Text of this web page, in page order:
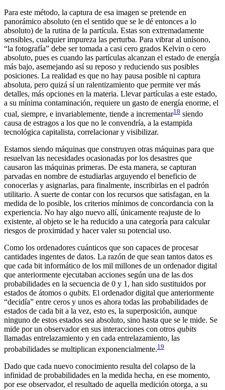
Para este método, la captura de esa imagen se pretende en
panorámico absoluto (en el sentido que se le dé entonces a lo
absoluto) de la rutina de la partícula. Estas son extremadamente
sensibles, cualquier impureza las perturba. Para vibrar al unísono,
“la fotografía” debe ser tomada a casi cero grados Kelvin o cero
absoluto, pues es cuando las partículas alcanzan el estado de energía
más bajo, asemejando así su reposo y reduciendo sus posibles
posiciones. La realidad es que no hay pausa posible ni captura
absoluta, pero quizá sí un ralentizamiento que permite ver más
detalles, más opciones en la materia. Llevar partículas a este estado,
a su mínima contaminación, requiere un gasto de energía enorme, el
cual, siempre, e invariablemente, tiende a incrementar18 siendo
causa de estragos a los que no le convendría, a la estampida
tecnológica capitalista, correlacionar y visibilizar.
Estamos siendo máquinas que construyen otras máquinas para que
resuelvan las necesidades ocasionadas por los desastres que
causaron las máquinas primeras. De esta manera, se capturan
parvadas en nombre de estudiarlas arguyendo el beneficio de
conocerlas y asignarlas, para finalmente, inscribirlas en el padrón
utilitario. A suerte de contar con los recursos que satisfagan, en la
medida de lo posible, los criterios mínimos de concordancia con la
experiencia. No hay algo nuevo allí, únicamente reajuste de lo
existente, al objeto se le ha reducido a una categoría para calcular
riesgos de proximidad y hacer valer su potencial uso.
Como los ordenadores cuánticos que son capaces de procesar
cantidades ingentes de datos. La razón de que sean tantos datos es
que cada bit informático de los mil millones de un ordenador digital
que anteriormente ejecutaban acciones según una de las dos
probabilidades en la secuencia de 0 y 1, han sido sustituidos por
estados de átomos o qubits. El ordenador digital que anteriormente
“decidía” entre ceros y unos es ahora todas las probabilidades de
estados de cada bit a la vez, esto es, la superposición, aunque
ninguno de estos estados sea absoluto, sino hasta que se le mide. Se
mide por un observador en sus interacciones con otros qubits
llamadas entrelazamiento y en cada entrelazamiento, las
probabilidades se multiplican exponencialmente.19
Dado que cada nuevo conocimiento resulta del colapso de la
infinidad de probabilidades en la medida hecha, en ese momento,
por ese observador, el resultado de aquella medición otorga, a su